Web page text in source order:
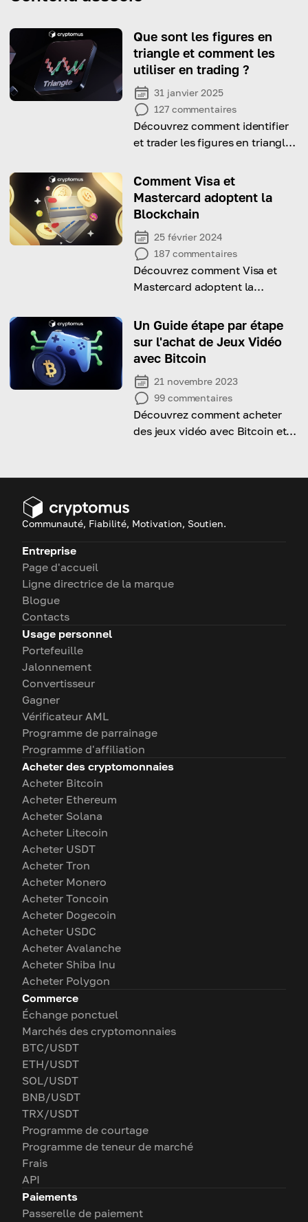
Que sont les figures en
triangle et comment les
utiliser en trading ?
31 janvier 2025
127 commentaires
Découvrez comment identifier
et trader les figures en triangle
anticiper les cassures de
marché.
Comment Visa et
Mastercard adoptent la
Blockchain
25 février 2024
187 commentaires
Découvrez comment Visa et
Mastercard adoptent la
cette exploration approfondie
Un Guide étape par étape
sur l'achat de Jeux Vidéo
avec Bitcoin
21 novembre 2023
99 commentaires
Découvrez comment acheter
des jeux vidéo avec Bitcoin et
Communauté, Fiabilité, Motivation, Soutien.
Entreprise
Page d'accueil
Ligne directrice de la marque
Blogue
Contacts
Usage personnel
Portefeuille
Jalonnement
Convertisseur
Gagner
Vérificateur AML
Programme de parrainage
Programme d'affiliation
Acheter des cryptomonnaies
Acheter Bitcoin
Acheter Ethereum
Acheter Solana
Acheter Litecoin
Acheter USDT
Acheter Tron
Acheter Monero
Acheter Toncoin
Acheter Dogecoin
Acheter USDC
Acheter Avalanche
Acheter Shiba Inu
Acheter Polygon
Commerce
Échange ponctuel
Marchés des cryptomonnaies
BTC/USDT
ETH/USDT
SOL/USDT
BNB/USDT
TRX/USDT
Programme de courtage
Programme de teneur de marché
Frais
API
Paiements
Passerelle de paiement